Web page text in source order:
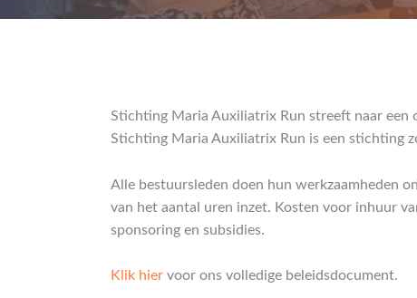
Stichting Maria Auxiliatrix Run streeft naar een
Stichting Maria Auxiliatrix Run is een stichting
Alle bestuursleden doen hun werkzaamheden
van het aantal uren inzet. Kosten voor inhuur
sponsoring en subsidies.
Klik hier voor ons volledige beleidsdocument.